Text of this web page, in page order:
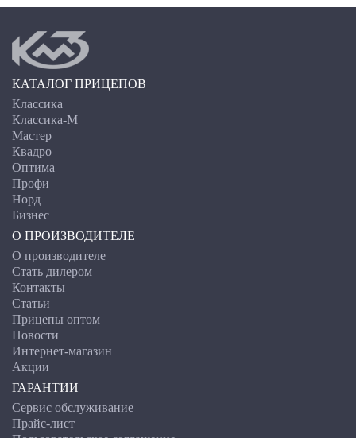
КАТАЛОГ ПРИЦЕПОВ
Классика
Классика-М
Мастер
Квадро
Оптима
Профи
Норд
Бизнес
О ПРОИЗВОДИТЕЛЕ
О производителе
Стать дилером
Контакты
Статьи
Прицепы оптом
Новости
Интернет-магазин
Акции
ГАРАНТИИ
Сервис обслуживание
Прайс-лист